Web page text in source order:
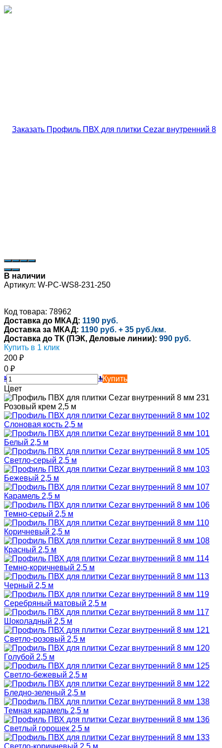
В наличии
Артикул: W-PC-WS8-231-250
Код товара: 78962
Доставка до МКАД: 1190 руб.
Доставка за МКАД: 1190 руб. + 35 руб./км.
Доставка до ТК (ПЭК, Деловые линии): 990 руб.
Купить в 1 клик
200 ₽
0 ₽
-
+Купить
Цвет